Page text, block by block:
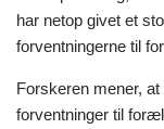
har netop givet et
forventningerne til
Forskeren mener,
forventninger til